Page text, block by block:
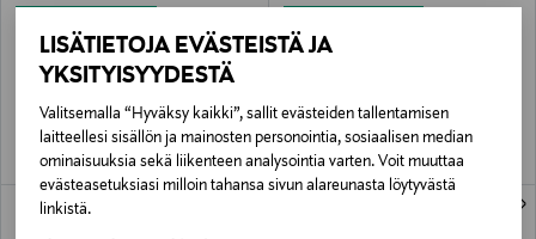
LISÄTIETOJA EVÄSTEISTÄ JA
YKSITYISYYDESTÄ
Valitsemalla “Hyväksy kaikki”, sallit evästeiden tallentamisen
laitteellesi sisällön ja mainosten personointia, sosiaalisen median
ominaisuuksia sekä liikenteen analysointia varten. Voit muuttaa
evästeasetuksiasi milloin tahansa sivun alareunasta löytyvästä
linkistä.
IITTALA
Original Price
72,00 €
SMEG